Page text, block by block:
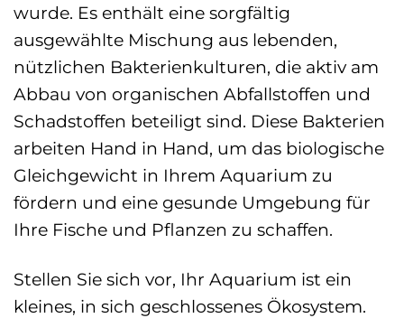
wurde. Es enthält eine sorgfältig
ausgewählte Mischung aus lebenden,
nützlichen Bakterienkulturen, die aktiv am
Abbau von organischen Abfallstoffen und
Schadstoffen beteiligt sind. Diese Bakterien
arbeiten Hand in Hand, um das biologische
Gleichgewicht in Ihrem Aquarium zu
fördern und eine gesunde Umgebung für
Ihre Fische und Pflanzen zu schaffen.
Stellen Sie sich vor, Ihr Aquarium ist ein
kleines, in sich geschlossenes Ökosystem.